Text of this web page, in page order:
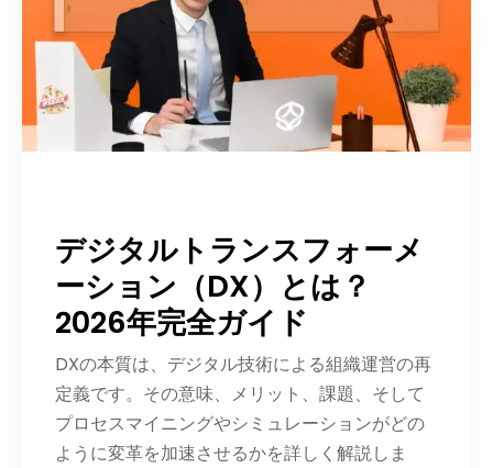
デジタルトランスフォーメ
ーション（DX）とは？
2026年完全ガイド
DXの本質は、デジタル技術による組織運営の再
定義です。その意味、メリット、課題、そして
プロセスマイニングやシミュレーションがどの
ように変革を加速させるかを詳しく解説しま